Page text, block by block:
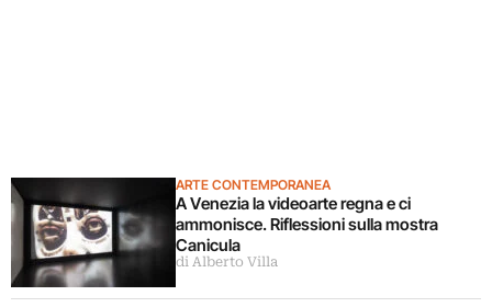
ARTE CONTEMPORANEA
A Venezia la videoarte regna e ci
ammonisce. Riflessioni sulla mostra
Canicula
di Alberto Villa